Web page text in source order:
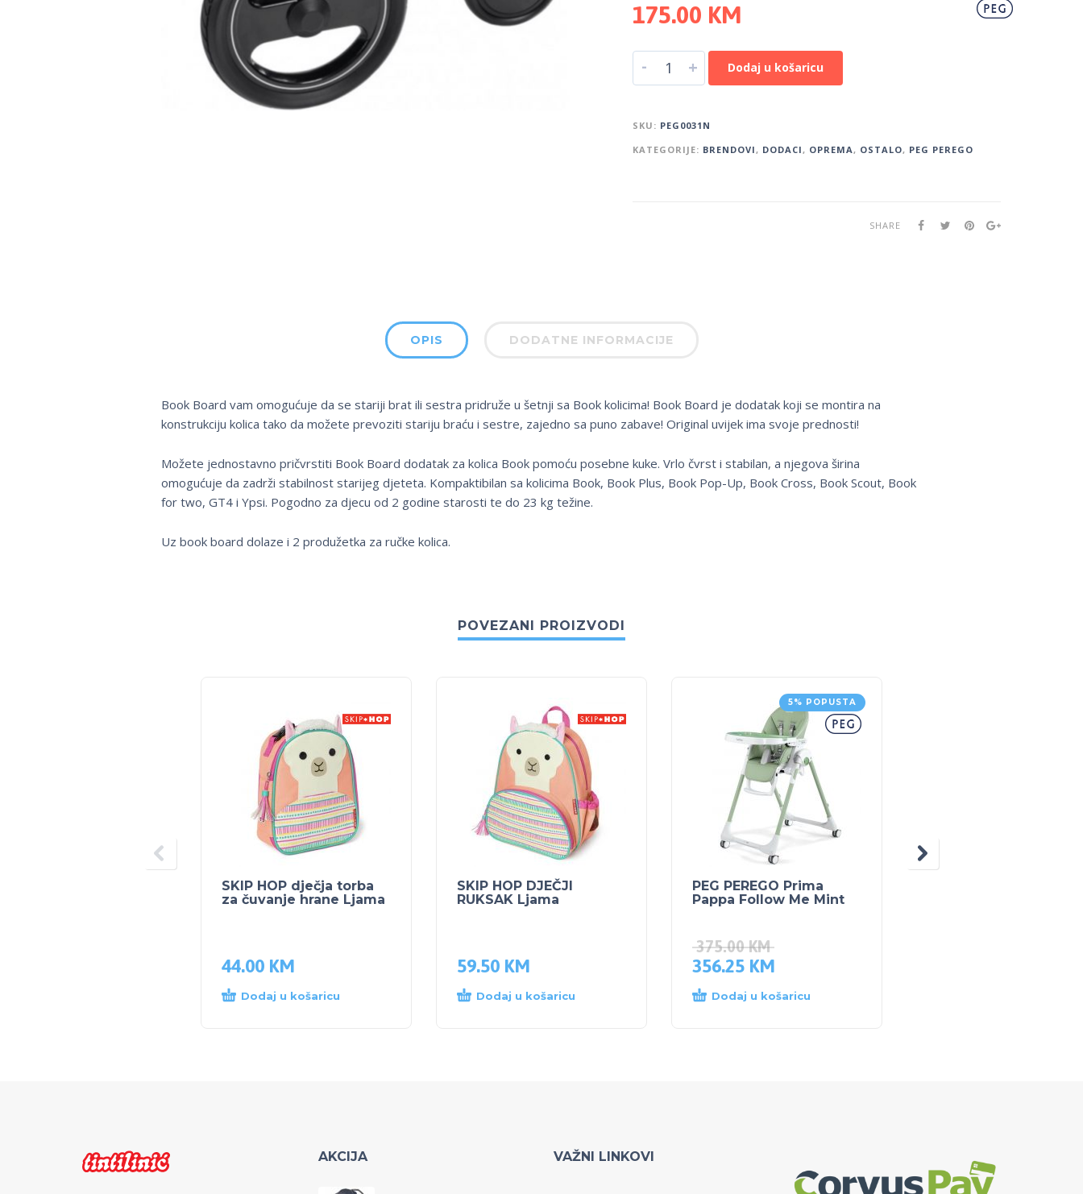
175.00 KM
- + Dodaj u košaricu
SKU: PEG0031N
KATEGORIJE: BRENDOVI, DODACI, OPREMA, OSTALO, PEG PEREGO
SHARE
OPIS DODATNE INFORMACIJE
Book Board vam omogućuje da se stariji brat ili sestra pridruže u šetnji sa Book kolicima! Book Board je dodatak koji se montira na
konstrukciju kolica tako da možete prevoziti stariju braću i sestre, zajedno sa puno zabave! Original uvijek ima svoje prednosti!
Možete jednostavno pričvrstiti Book Board dodatak za kolica Book pomoću posebne kuke. Vrlo čvrst i stabilan, a njegova širina
omogućuje da zadrži stabilnost starijeg djeteta. Kompaktibilan sa kolicima Book, Book Plus, Book Pop-Up, Book Cross, Book Scout, Book
for two, GT4 i Ypsi. Pogodno za djecu od 2 godine starosti te do 23 kg težine.
Uz book board dolaze i 2 produžetka za ručke kolica.
POVEZANI PROIZVODI
SKIP HOP dječja torba
za čuvanje hrane Ljama
44.00 KM
Dodaj u košaricu
SKIP HOP DJEČJI
RUKSAK Ljama
59.50 KM
Dodaj u košaricu
5% POPUSTA
PEG PEREGO Prima
Pappa Follow Me Mint
375.00KM
356.25 KM
Dodaj u košaricu
AKCIJA VAŽNI LINKOVI